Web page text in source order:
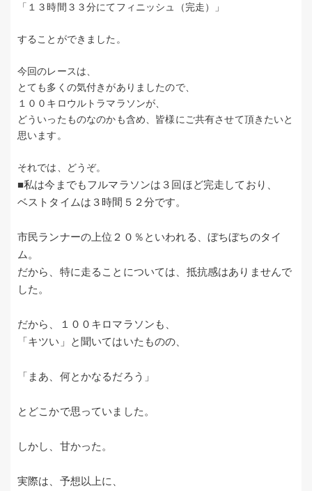
「１３時間３３分にてフィニッシュ（完走）」
することができました。
今回のレースは、
とても多くの気付きがありましたので、
１００キロウルトラマラソンが、
どういったものなのかも含め、皆様にご共有させて頂きたいと
思います。
それでは、どうぞ。
■私は今までもフルマラソンは３回ほど完走しており、
ベストタイムは３時間５２分です。
市民ランナーの上位２０％といわれる、ぼちぼちのタイ
ム。
だから、特に走ることについては、抵抗感はありませんで
した。
だから、１００キロマラソンも、
「キツい」と聞いてはいたものの、
「まあ、何とかなるだろう」
とどこかで思っていました。
しかし、甘かった。
実際は、予想以上に、